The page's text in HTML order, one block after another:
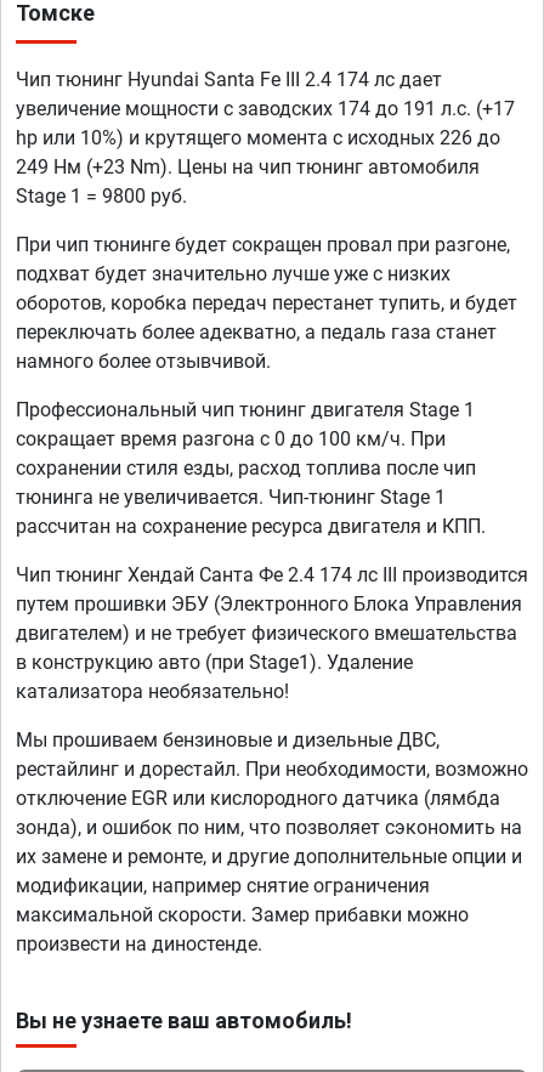
Томске
Чип тюнинг Hyundai Santa Fe III 2.4 174 лс дает
увеличение мощности с заводских 174 до 191 л.с. (+17
hp или 10%) и крутящего момента с исходных 226 до
249 Нм (+23 Nm). Цены на чип тюнинг автомобиля
Stage 1 = 9800 руб.
При чип тюнинге будет сокращен провал при разгоне,
подхват будет значительно лучше уже с низких
оборотов, коробка передач перестанет тупить, и будет
переключать более адекватно, а педаль газа станет
намного более отзывчивой.
Профессиональный чип тюнинг двигателя Stage 1
сокращает время разгона с 0 до 100 км/ч. При
сохранении стиля езды, расход топлива после чип
тюнинга не увеличивается. Чип-тюнинг Stage 1
рассчитан на сохранение ресурса двигателя и КПП.
Чип тюнинг Хендай Санта Фе 2.4 174 лс III производится
путем прошивки ЭБУ (Электронного Блока Управления
двигателем) и не требует физического вмешательства
в конструкцию авто (при Stage1). Удаление
катализатора необязательно!
Мы прошиваем бензиновые и дизельные ДВС,
рестайлинг и дорестайл. При необходимости, возможно
отключение EGR или кислородного датчика (лямбда
зонда), и ошибок по ним, что позволяет сэкономить на
их замене и ремонте, и другие дополнительные опции и
модификации, например снятие ограничения
максимальной скорости. Замер прибавки можно
произвести на диностенде.
Вы не узнаете ваш автомобиль!